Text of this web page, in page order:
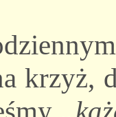
krzyż,